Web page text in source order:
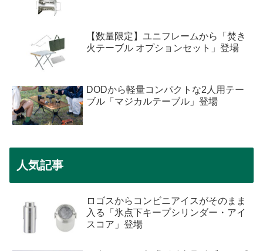
【数量限定】ユニフレームから「焚き
火テーブル オプションセット」登場
DODから軽量コンパクトな2人用テー
ブル「マジカルテーブル」登場
人気記事
ロゴスからコンビニアイスがそのまま
入る「氷点下キープシリンダー・アイ
スコア」登場